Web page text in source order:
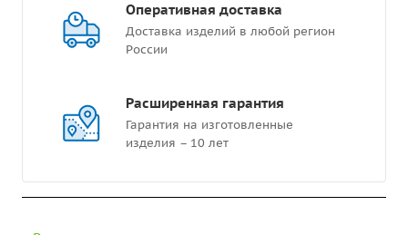
Оперативная доставка
Доставка изделий в любой регион
России
Расширенная гарантия
Гарантия на изготовленные
изделия – 10 лет